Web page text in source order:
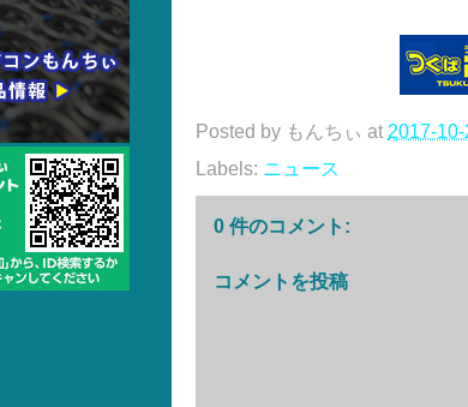
Posted by もんちぃ at 2017-
Labels: ニュース
0 件のコメント:
コメントを投稿